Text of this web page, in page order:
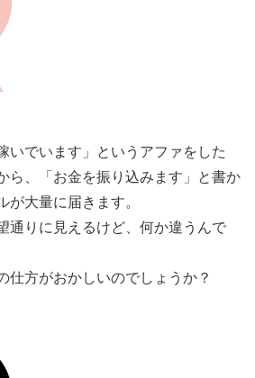
いでいます」というアファをした
ら、「お金を振り込みます」と書か
大量に届きます。
通りに見えるけど、何か違うんで
仕方がおかしいのでしょうか？